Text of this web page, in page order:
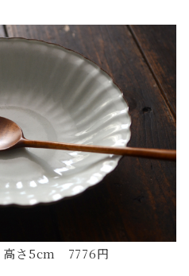
さ5cm 7776円